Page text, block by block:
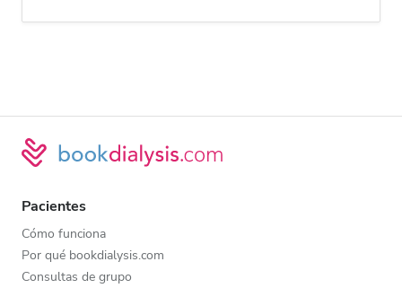
Pacientes
Cómo funciona
Por qué bookdialysis.com
Consultas de grupo